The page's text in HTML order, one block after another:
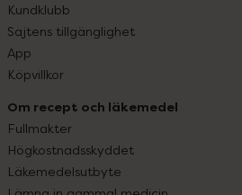
Kundklubb
Sajtens tillgänglighet
App
Köpvillkor
Om recept och läkemedel
Fullmakter
Högkostnadsskyddet
Läkemedelsutbyte